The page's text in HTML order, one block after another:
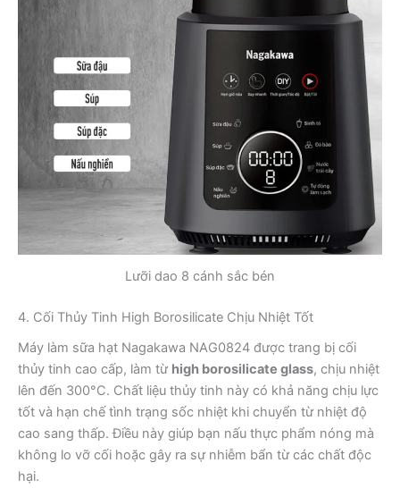
Lưỡi dao 8 cánh sắc bén
4. Cối Thủy Tinh High Borosilicate Chịu Nhiệt Tốt
Máy làm sữa hạt Nagakawa NAG0824 được trang bị cối
thủy tinh cao cấp, làm từ high borosilicate glass, chịu nhiệt
lên đến 300°C. Chất liệu thủy tinh này có khả năng chịu lực
tốt và hạn chế tình trạng sốc nhiệt khi chuyển từ nhiệt độ
cao sang thấp. Điều này giúp bạn nấu thực phẩm nóng mà
không lo vỡ cối hoặc gây ra sự nhiễm bẩn từ các chất độc
hại.